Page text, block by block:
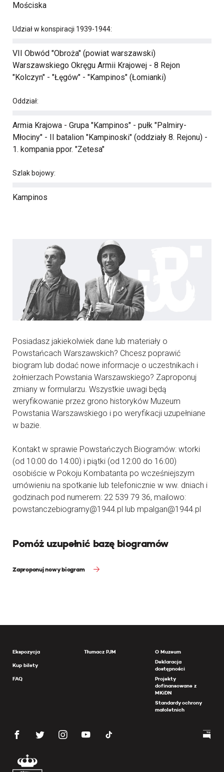
Mościska
Udział w konspiracji 1939-1944:
VII Obwód "Obroża" (powiat warszawski)
Warszawskiego Okręgu Armii Krajowej - 8 Rejon
"Kolczyn" - "Łęgów" - "Kampinos" (Łomianki)
Oddział:
Armia Krajowa - Grupa "Kampinos" - pułk "Palmiry-
Młociny" - II batalion "Kampinoski" (oddziały 8. Rejonu) -
1. kompania ppor. "Zetesa"
Szlak bojowy:
Kampinos
Posiadasz jakiekolwiek dane lub materiały o
Powstańcach Warszawskich? Chcesz poprawić
biogram lub dodać nowe informacje o uczestnikach i
żołnierzach Powstania Warszawskiego? Zaproponuj
zmiany w formularzu. Wszystkie uwagi będą
weryfikowanie przez grono historyków Muzeum
Powstania Warszawskiego i po weryfikacji uzupełniane
w bazie.
Kontakt w sprawie Powstańczych Biogramów: wtorki
(od 10:00 do 14:00) i piątki (od 12:00 do 16:00)
osobiście w Pokoju Kombatanta po wcześniejszym
umówieniu na spotkanie lub telefonicznie w ww. dniach i
godzinach pod numerem: 22 539 79 36, mailowo:
powstanczebiogramy@1944.pl lub mpalgan@1944.pl
Pomóż uzupełnić bazę biogramów
Zaproponuj nowy biogram
Ekspozycja
Kup bilety
FAQ
Tłumacz PJM
O Muzeum
Deklaracja
dostępności
Projekty
dofinansowane z
MKiDN
Standardy ochrony
małoletnich